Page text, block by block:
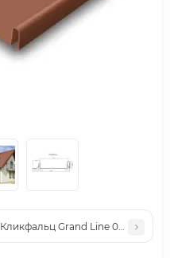
с пленкой на замках RR 32
Кликфальц Grand Line 0,5 Velur с